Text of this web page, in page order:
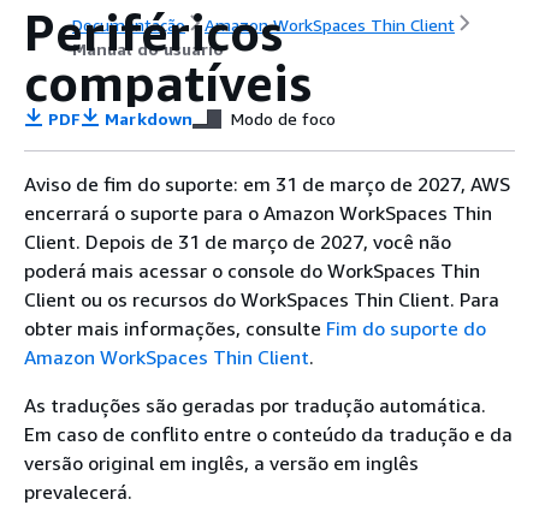
Documentação
Amazon WorkSpaces Thin Client
Manual do usuário
Periféricos
compatíveis
PDF Markdown Modo de foco
Aviso de fim do suporte: em 31 de março de 2027, AWS
encerrará o suporte para o Amazon WorkSpaces Thin
Client. Depois de 31 de março de 2027, você não
poderá mais acessar o console do WorkSpaces Thin
Client ou os recursos do WorkSpaces Thin Client. Para
obter mais informações, consulte Fim do suporte do
Amazon WorkSpaces Thin Client.
As traduções são geradas por tradução automática.
Em caso de conflito entre o conteúdo da tradução e da
versão original em inglês, a versão em inglês
prevalecerá.